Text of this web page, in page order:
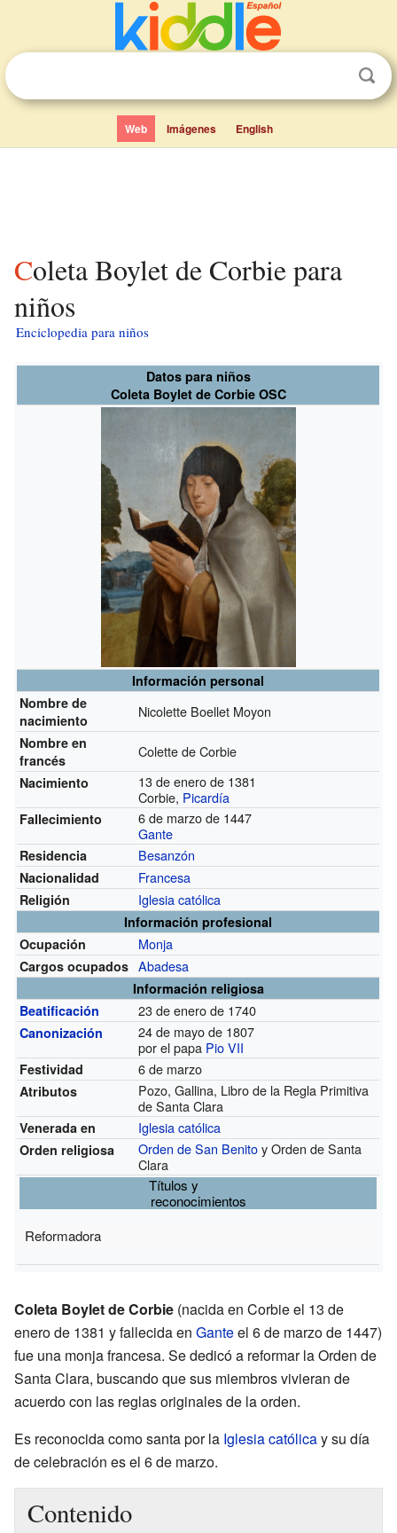
Web Imágenes English
Coleta Boylet de Corbie para
niños
Enciclopedia para niños
Datos para niños
Coleta Boylet de Corbie OSC
Información personal
Nombre de
nacimiento
Nicolette Boellet Moyon
Nombre en
francés
Colette de Corbie
Nacimiento
13 de enero de 1381
Corbie, Picardía
Fallecimiento
6 de marzo de 1447
Gante
Residencia Besanzón
Nacionalidad Francesa
Religión Iglesia católica
Información profesional
Ocupación
Monja
Cargos ocupados Abadesa
Información religiosa
Beatificación
23 de enero de 1740
Canonización
24 de mayo de 1807
por el papa Pio VII
Festividad 6 de marzo
Atributos
Pozo, Gallina, Libro de la Regla Primitiva
de Santa Clara
Venerada en Iglesia católica
Orden religiosa Orden de San Benitoy Orden de Santa
Clara
Títulos y
reconocimientos
Reformadora
Coleta Boylet de Corbie (nacida en Corbie el 13 de
enero de 1381 y fallecida en Ganteel 6 de marzo de 1447)
fue una monja francesa. Se dedicó a reformar la Orden de
Santa Clara, buscando que sus miembros vivieran de
acuerdo con las reglas originales de la orden.
Es reconocida como santa por la Iglesia católicay su día
de celebración es el 6 de marzo.
Contenido